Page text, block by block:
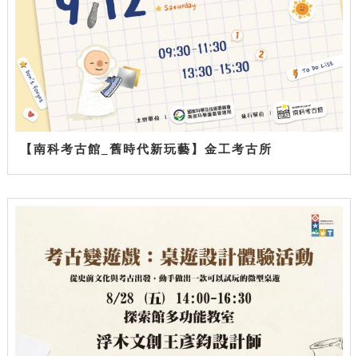
【南科考古館_舊時代新玩藝】金工考古所